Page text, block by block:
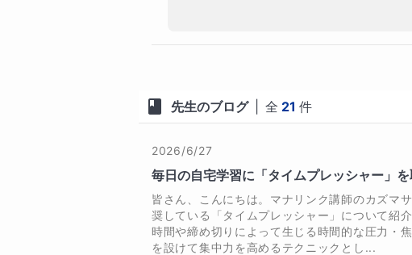
えます。」あなたとあなたの御両親とお
・将棋(アマ二段)
・読書
学歴
【学歴】
・昭和61年3月　高松市立桜町中学校卒業
・昭和61年4月　香川県立高松西高等学校
・平成元年3月　香川県立高松西高等学校
先生のブログ 全 21 件
2026/6/27
毎日の自宅学習に「タイムプレッシャー」を
皆さん、こんにちは。マナリンク講師のカズマ
奨している「タイムプレッシャー」について紹
時間や締め切りによって生じる時間的な圧力・
を設けて集中力を高めるテクニックとし...